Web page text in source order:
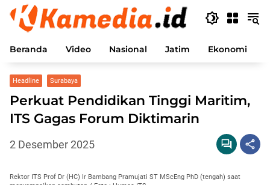
Langsung
konten
Beranda Video Nasional Jatim Ekonomi
Headline Surabaya
Perkuat Pendidikan Tinggi Maritim,
ITS Gagas Forum Diktimarin
2 Desember 2025
Rektor ITS Prof Dr (HC) Ir Bambang Pramujati ST MScEng PhD (tengah) saat